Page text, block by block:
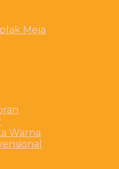
Meja
Warna